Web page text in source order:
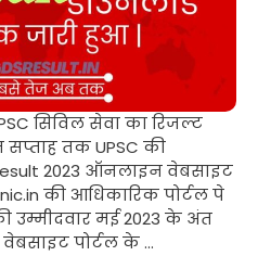
सिविल सेवा का रिजल्ट
सप्ताह तक UPSC की
2023 ऑनलाइन वेबसाइट
की आधिकारिक पोर्टल पे
उम्मीदवार मई 2023 के अंत
पोर्टल के ...